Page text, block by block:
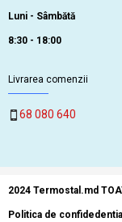
Luni - Sâmbătă
8:30 - 18:00
Livrarea comenzii
68 080 640
2024 Termostal.md
Politica de